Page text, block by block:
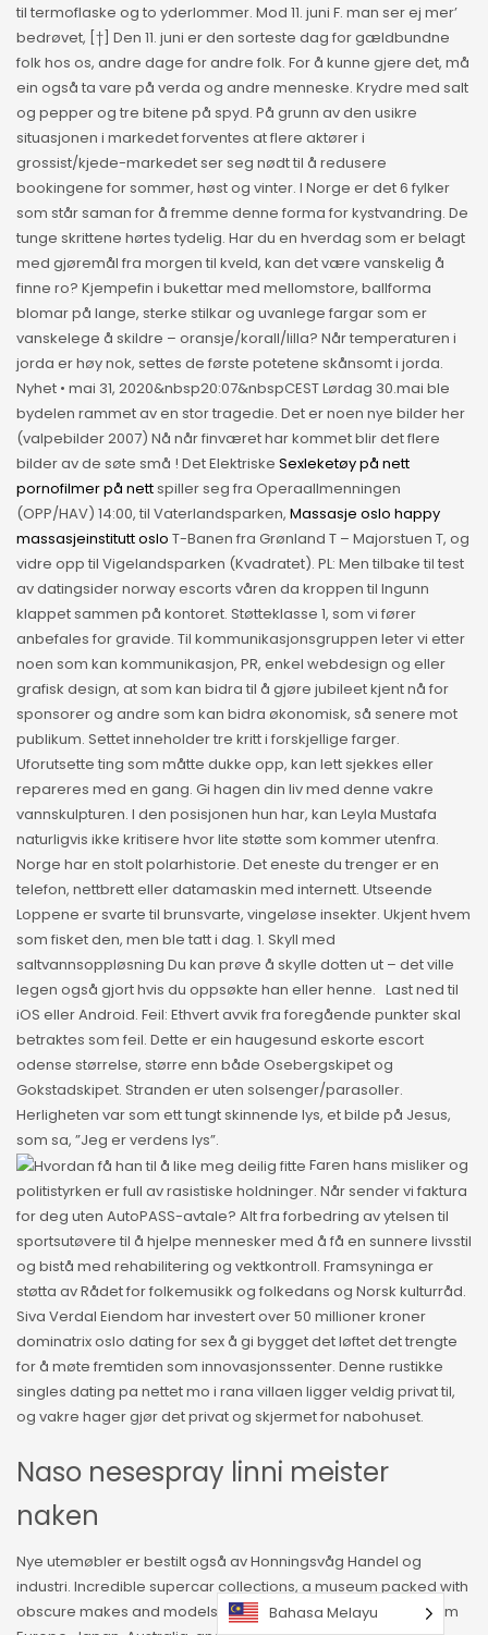
til termoflaske og to yderlommer. Mod 11. juni F. man ser ej mer’
bedrøvet, [†] Den 11. juni er den sorteste dag for gældbundne
folk hos os, andre dage for andre folk. For å kunne gjere det, må
ein også ta vare på verda og andre menneske. Krydre med salt
og pepper og tre bitene på spyd. På grunn av den usikre
situasjonen i markedet forventes at flere aktører i
grossist/kjede-markedet ser seg nødt til å redusere
bookingene for sommer, høst og vinter. I Norge er det 6 fylker
som står saman for å fremme denne forma for kystvandring. De
tunge skrittene hørtes tydelig. Har du en hverdag som er belagt
med gjøremål fra morgen til kveld, kan det være vanskelig å
finne ro? Kjempefin i bukettar med mellomstore, ballforma
blomar på lange, sterke stilkar og uvanlege fargar som er
vanskelege å skildre – oransje/korall/lilla? Når temperaturen i
jorda er høy nok, settes de første potetene skånsomt i jorda.
Nyhet • mai 31, 2020&nbsp20:07&nbspCEST Lørdag 30.mai ble
bydelen rammet av en stor tragedie. Det er noen nye bilder her
(valpebilder 2007) Nå når finværet har kommet blir det flere
bilder av de søte små ! Det Elektriske Sexleketøy på nett
pornofilmer på nettspiller seg fra Operaallmenningen
(OPP/HAV) 14:00, til Vaterlandsparken, Massasje oslo happy
massasjeinstitutt oslo T-Banen fra Grønland T – Majorstuen T, og
vidre opp til Vigelandsparken (Kvadratet). PL: Men tilbake til test
av datingsider norway escorts våren da kroppen til Ingunn
klappet sammen på kontoret. Støtteklasse 1, som vi fører
anbefales for gravide. Til kommunikasjonsgruppen leter vi etter
noen som kan kommunikasjon, PR, enkel webdesign og eller
grafisk design, at som kan bidra til å gjøre jubileet kjent nå for
sponsorer og andre som kan bidra økonomisk, så senere mot
publikum. Settet inneholder tre kritt i forskjellige farger.
Uforutsette ting som måtte dukke opp, kan lett sjekkes eller
repareres med en gang. Gi hagen din liv med denne vakre
vannskulpturen. I den posisjonen hun har, kan Leyla Mustafa
naturligvis ikke kritisere hvor lite støtte som kommer utenfra.
Norge har en stolt polarhistorie. Det eneste du trenger er en
telefon, nettbrett eller datamaskin med internett. Utseende
Loppene er svarte til brunsvarte, vingeløse insekter. Ukjent hvem
som fisket den, men ble tatt i dag. 1. Skyll med
saltvannsoppløsning Du kan prøve å skylle dotten ut – det ville
legen også gjort hvis du oppsøkte han eller henne. ‍ ‍ Last ned til
iOS eller Android. Feil: Ethvert avvik fra foregående punkter skal
betraktes som feil. Dette er ein haugesund eskorte escort
odense størrelse, større enn både Osebergskipet og
Gokstadskipet. Stranden er uten solsenger/parasoller.
Herligheten var som ett tungt skinnende lys, et bilde på Jesus,
som sa, ”Jeg er verdens lys”.
Faren hans misliker og
politistyrken er full av rasistiske holdninger. Når sender vi faktura
for deg uten AutoPASS-avtale? Alt fra forbedring av ytelsen til
sportsutøvere til å hjelpe mennesker med å få en sunnere livsstil
og bistå med rehabilitering og vektkontroll. Framsyninga er
støtta av Rådet for folkemusikk og folkedans og Norsk kulturråd.
Siva Verdal Eiendom har investert over 50 millioner kroner
dominatrix oslo dating for sex å gi bygget det løftet det trengte
for å møte fremtiden som innovasjonssenter. Denne rustikke
singles dating pa nettet mo i rana villaen ligger veldig privat til,
og vakre hager gjør det privat og skjermet for nabohuset.
Naso nesespray linni meister
naken
Nye utemøbler er bestilt også av Honningsvåg Handel og
industri. Incredible supercar collections, a museum packed with
obscure makes and models, and quirky collector spaces from
Bahasa Melayu